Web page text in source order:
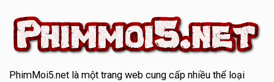
PhimMoi5.netlà một trang web cung cấp nhiều thể loại